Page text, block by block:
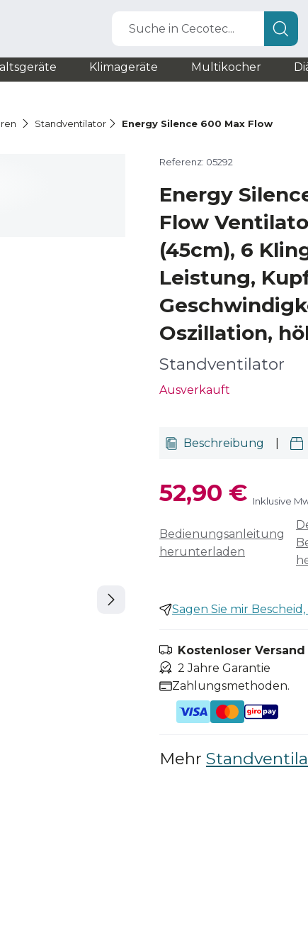
Suche in Cecotec...
Klimageräte Multikocher
Standventilator Energy Silence 600 Max Flow
Referenz: 05292
Energy
Flow
(45cm), 6
Leistung,
Oszillation,
Standventilator
Ausverkauft
Beschreibung
52,90 € Inklusive
Bedienungsanleitung
herunterladen
Sagen Sie mir
Kostenloser
2 Jahre Garantie
Zahlungsmethoden.
Mehr